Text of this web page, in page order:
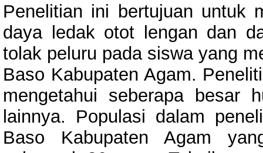
Penelitian ini bertujuan untuk
daya ledak otot lengan dan
tolak peluru pada siswa yang
Baso Kabupaten Agam.
mengetahui seberapa besar
lainnya. Populasi dalam
Baso Kabupaten Agam